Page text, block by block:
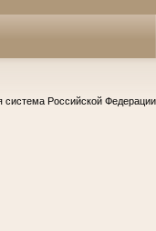
система Российской